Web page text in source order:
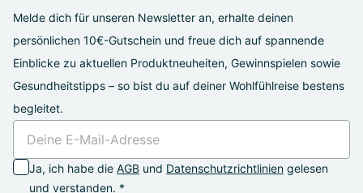
Melde dich für unseren Newsletter an, erhalte deinen
persönlichen 10€-Gutschein und freue dich auf spannende
Einblicke zu aktuellen Produktneuheiten, Gewinnspielen sowie
Gesundheitstipps – so bist du auf deiner Wohlfühlreise bestens
begleitet.
Ja, ich habe die AGB und Datenschutzrichtlinien gelesen
und verstanden. *